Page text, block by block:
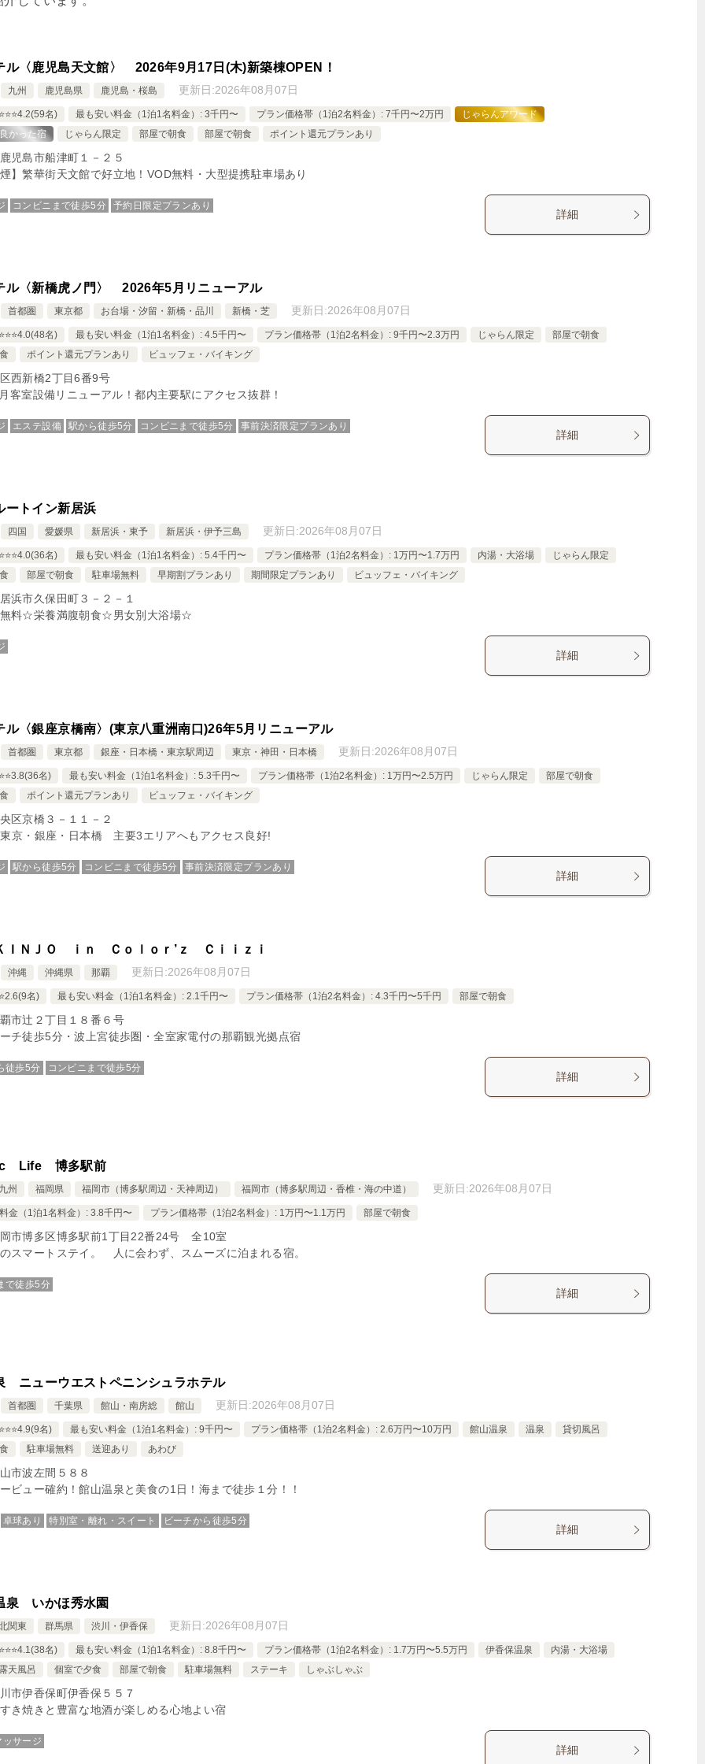
ル〈鹿児島天文館〉 2026年9月17日(木)新築棟OPEN！
九州 鹿児島県 鹿児島・桜島 更新日:2026年08月07日
名) 最も安い料金（1泊1名料金）: 3千円〜 プラン価格帯（1泊2名料金）: 7千円〜2万円
じゃらんアワード
かった宿
じゃらん限定 部屋で朝食 部屋で朝食 ポイント還元プランあり
児島市船津町１－２５
】繁華街天文館で好立地！VOD無料・大型提携駐車場あり
詳細
コンビニまで徒歩5分 予約日限定プランあり
ル〈新橋虎ノ門〉 2026年5月リニューアル
首都圏 東京都 お台場・汐留・新橋・品川 新橋・芝 更新日:2026年08月07日
名) 最も安い料金（1泊1名料金）: 4.5千円〜 プラン価格帯（1泊2名料金）: 9千円〜2.3万円 じゃらん限定
部屋で朝食
ポイント還元プランあり ビュッフェ・バイキング
西新橋2丁目6番9号
客室設備リニューアル！都内主要駅にアクセス抜群！
詳細
エステ設備 駅から徒歩5分 コンビニまで徒歩5分 事前決済限定プランあり
ートイン新居浜
四国 愛媛県 新居浜・東予 新居浜・伊予三島 更新日:2026年08月07日
名) 最も安い料金（1泊1名料金）: 5.4千円〜 プラン価格帯（1泊2名料金）: 1万円〜1.7万円 内湯・大浴場
じゃらん限定
部屋で朝食 駐車場無料 早期割プランあり 期間限定プランあり ビュッフェ・バイキング
浜市久保田町３－２－１
料☆栄養満腹朝食☆男女別大浴場☆
詳細
ル〈銀座京橋南〉(東京八重洲南口)26年5月リニューアル
首都圏 東京都 銀座・日本橋・東京駅周辺 東京・神田・日本橋 更新日:2026年08月07日
名) 最も安い料金（1泊1名料金）: 5.3千円〜 プラン価格帯（1泊2名料金）: 1万円〜2.5万円 じゃらん限定
部屋で朝食
ポイント還元プランあり ビュッフェ・バイキング
区京橋３－１１－２
京・銀座・日本橋 主要3エリアへもアクセス良好!
詳細
駅から徒歩5分 コンビニまで徒歩5分 事前決済限定プランあり
ＩＮＪＯ ｉｎ Ｃｏｌｏｒ’ｚ Ｃｉｉｚｉ
沖縄 沖縄県 那覇 更新日:2026年08月07日
名) 最も安い料金（1泊1名料金）: 2.1千円〜 プラン価格帯（1泊2名料金）: 4.3千円〜5千円 部屋で朝食
市辻２丁目１８番６号
チ徒歩5分・波上宮徒歩圏・全室家電付の那覇観光拠点宿
詳細
徒歩5分 コンビニまで徒歩5分
Life 博多駅前
州 福岡県 福岡市（博多駅周辺・天神周辺） 福岡市（博多駅周辺・香椎・海の中道） 更新日:2026年08月07日
金（1泊1名料金）: 3.8千円〜 プラン価格帯（1泊2名料金）: 1万円〜1.1万円 部屋で朝食
市博多区博多駅前1丁目22番24号 全10室
スマートステイ。 人に会わず、スムーズに泊まれる宿。
詳細
で徒歩5分
ニューウエストペニンシュラホテル
首都圏 千葉県 館山・南房総 館山 更新日:2026年08月07日
名) 最も安い料金（1泊1名料金）: 9千円〜 プラン価格帯（1泊2名料金）: 2.6万円〜10万円 館山温泉 温泉
貸切風呂
駐車場無料 送迎あり あわび
市波左間５８８
ビュー確約！館山温泉と美食の1日！海まで徒歩１分！！
詳細
卓球あり 特別室・離れ・スイート ビーチから徒歩5分
泉 いかほ秀水園
関東 群馬県 渋川・伊香保 更新日:2026年08月07日
名) 最も安い料金（1泊1名料金）: 8.8千円〜 プラン価格帯（1泊2名料金）: 1.7万円〜5.5万円 伊香保温泉
内湯・大浴場
天風呂
個室で夕食 部屋で朝食 駐車場無料 ステーキ しゃぶしゃぶ
市伊香保町伊香保５５７
き焼きと豊富な地酒が楽しめる心地よい宿
詳細
ッサージ